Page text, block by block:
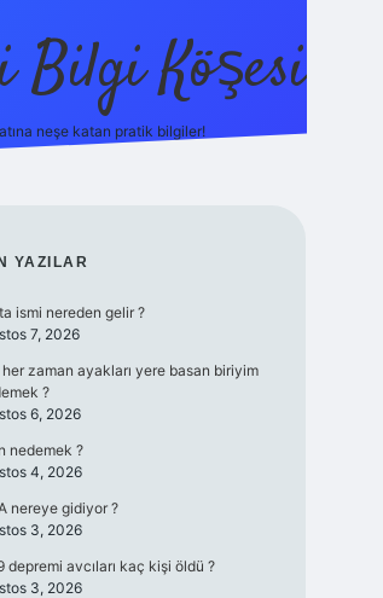
Bilgi Köşesi
neşe katan pratik bilgiler!
YAZILAR
ismi nereden gelir ?
7, 2026
her zaman ayakları yere basan biriyim
?
6, 2026
nedemek ?
4, 2026
nereye gidiyor ?
3, 2026
depremi avcıları kaç kişi öldü ?
3, 2026